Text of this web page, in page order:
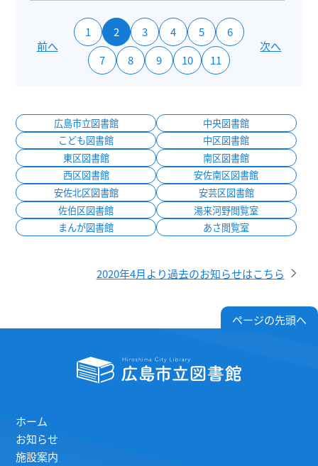
前へ
1 2 3 4 5
6
7
8 9 10 11
次へ
広島市立図書館
中央図書館
こども図書館
中区図書館
東区図書館
南区図書館
西区図書館
安佐南区図書館
安佐北区図書館
安芸区図書館
佐伯区図書館
湯来河野閲覧室
まんが図書館
あさ閲覧室
2020年4月より過去のお知らせはこちら
ページの先頭へ
ホーム
お知らせ
施設案内